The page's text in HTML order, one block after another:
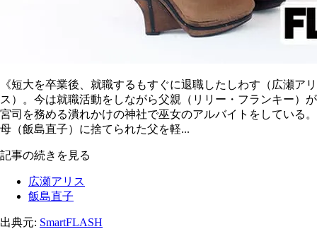
《短大を卒業後、就職するもすぐに退職したしわす（広瀬アリ
ス）。今は就職活動をしながら父親（リリー・フランキー）が
宮司を務める潰れかけの神社で巫女のアルバイトをしている。
母（飯島直子）に捨てられた父を軽...
記事の続きを見る
広瀬アリス
飯島直子
出典元: SmartFLASH